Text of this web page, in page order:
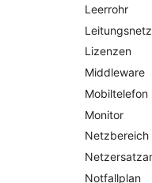
DHCP
Dienste
Drucker
E-Mail-
Faser/Ader
FC-Port
Formfaktor
Freigabe
Leerrohr
Leitungsnetz
Lizenzen
Middleware
Mobiltelefon
Monitor
Netzbereich
Notfallplan